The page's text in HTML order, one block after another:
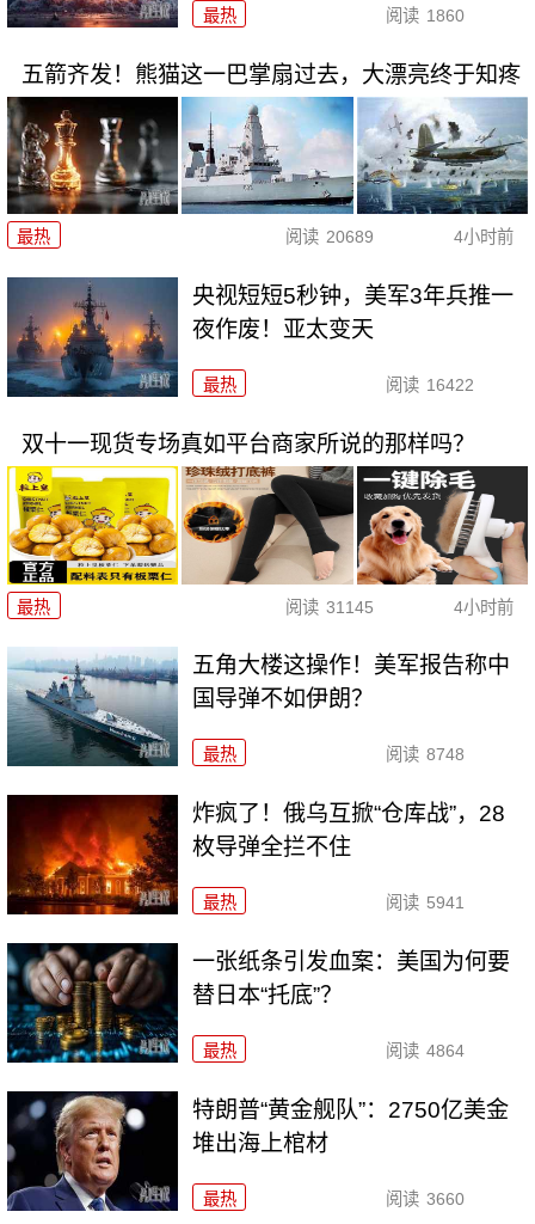
最热 阅读 1860
五箭齐发！熊猫这一巴掌扇过去，大漂亮终于知疼
最热 阅读 20689 4小时前
央视短短5秒钟，美军3年兵推一
夜作废！亚太变天
最热 阅读 16422
双十一现货专场真如平台商家所说的那样吗？
最热 阅读 31145 4小时前
五角大楼这操作！美军报告称中
国导弹不如伊朗？
最热 阅读 8748
炸疯了！俄乌互掀“仓库战”，28
枚导弹全拦不住
最热 阅读 5941
一张纸条引发血案：美国为何要
替日本“托底”？
最热 阅读 4864
特朗普“黄金舰队”：2750亿美金
堆出海上棺材
最热 阅读 3660